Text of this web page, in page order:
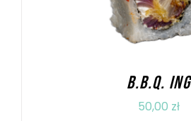
B.B.Q. ING
50,00 zł